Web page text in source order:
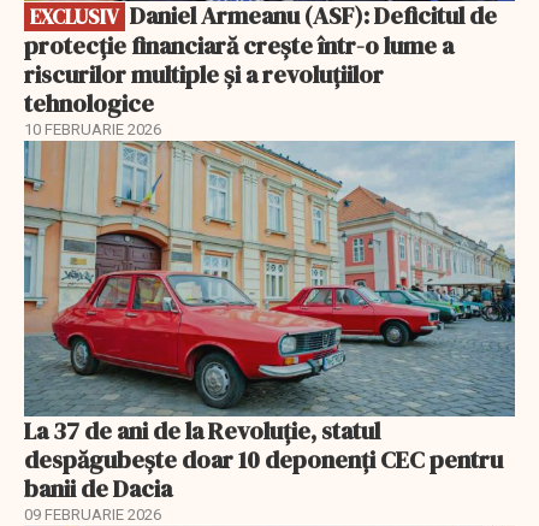
EXCLUSIV
protecție financiară crește într-o lume a
riscurilor multiple și a revoluțiilor
tehnologice
10 FEBRUARIE 2026
La 37 de ani de la Revoluție, statul
despăgubește doar 10 deponenți CEC pentru
banii de Dacia
09 FEBRUARIE 2026